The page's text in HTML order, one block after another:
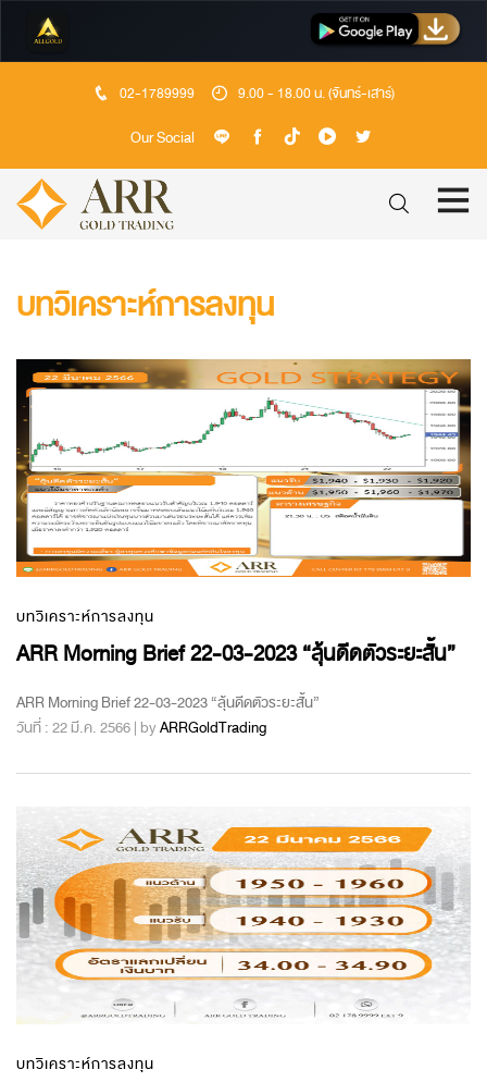
02-1789999 9.00 - 18.00 น. (จันทร์-เสาร์)
Our Social
บทวิเคราะห์การลงทุน
บทวิเคราะห์การลงทุน
ARR Morning Brief 22-03-2023 “ลุ้นดีดตัวระยะสั้น”
ARR Morning Brief 22-03-2023 “ลุ้นดีดตัวระยะสั้น”
วันที่ : 22 มี.ค. 2566 | byARRGoldTrading
บทวิเคราะห์การลงทุน